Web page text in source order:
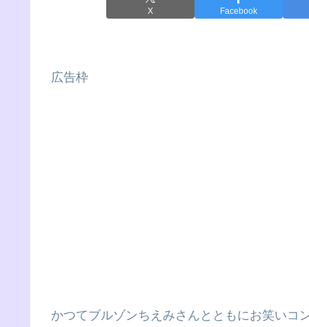
X Facebook
広告枠
かつてブルゾンちえみさんとともにお笑いコ